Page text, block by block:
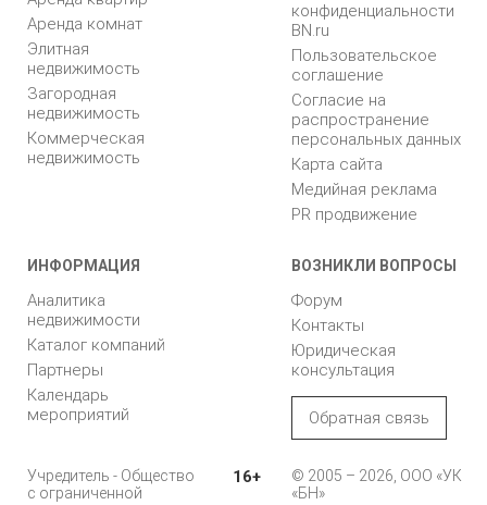
Аренда комнат
Элитная
недвижимость
Загородная
недвижимость
Коммерческая
недвижимость
конфиденциальности
BN.ru
Пользовательское
соглашение
Согласие на
распространение
персональных данных
Карта сайта
Медийная реклама
PR продвижение
ИНФОРМАЦИЯ
Аналитика
недвижимости
Каталог компаний
Партнеры
Календарь
мероприятий
ВОЗНИКЛИ ВОПРОСЫ
Форум
Контакты
Юридическая
консультация
Обратная связь
Учредитель - Общество
с ограниченной
16+
© 2005 – 2026, ООО «УК
«БН»